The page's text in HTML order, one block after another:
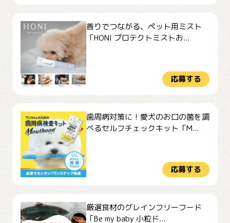
香りでつながる、ペット用ミスト
「HONI プロテクトミストお...
応募する
歯周病対策に！愛犬のお口の菌を調
べるセルフチェックキット「M...
応募する
厳選食材のグレインフリーフード
「Be my baby 小粒ド...